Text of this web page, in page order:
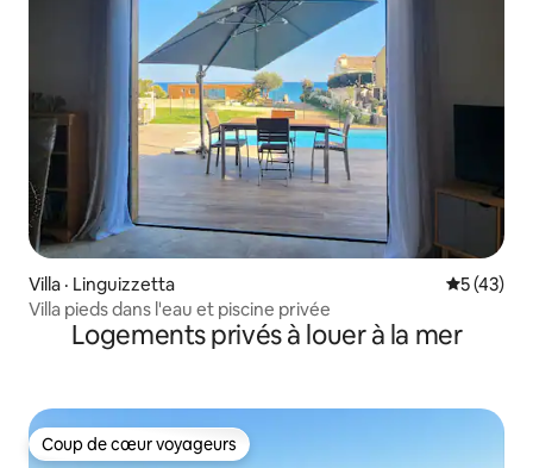
Villa · Linguizzetta Note
5 (43)
Villa pieds dans l'eau et piscine privée
Logements privés à louer à la mer
Coup de cœur voyageurs
Coup de cœur voyageurs